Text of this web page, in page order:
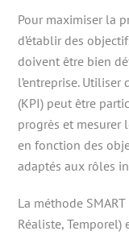
Pour maximiser la
d’établir des
doivent être bien
l’entreprise.
(KPI) peut être
progrès et mesurer
en fonction des
adaptés aux rôles
La méthode
Réaliste,